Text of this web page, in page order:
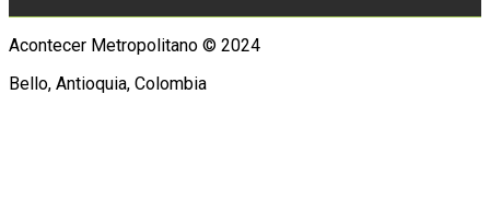
Acontecer Metropolitano © 2024
Bello, Antioquia, Colombia